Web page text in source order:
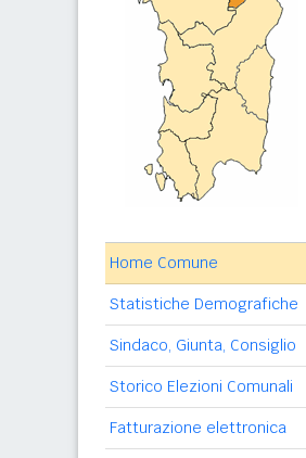
Home Comune
Statistiche Demografiche
Sindaco, Giunta, Consiglio
Storico Elezioni Comunali
Fatturazione elettronica